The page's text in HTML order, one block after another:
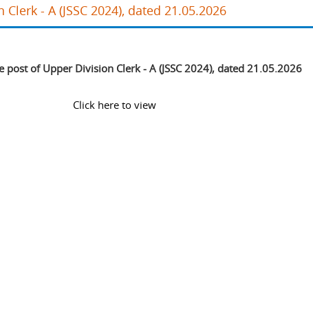
- A (JSSC 2024), dated 21.05.2026
post of Upper Division Clerk - A (JSSC 2024), dated 21.05.2026
Click here to view